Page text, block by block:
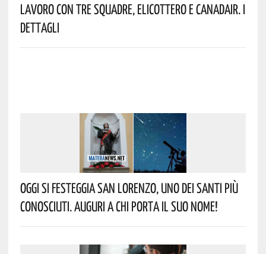
Lavoro Con Tre Squadre, Elicottero E Canadair. I
Dettagli
Oggi Si Festeggia San Lorenzo, Uno Dei Santi Più
Conosciuti. Auguri A Chi Porta Il Suo Nome!